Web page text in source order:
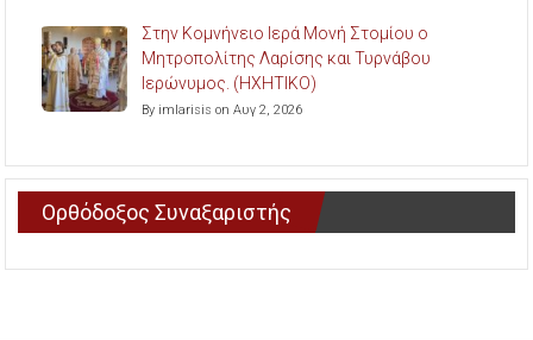
Στην Κομνήνειο Ιερά Μονή Στομίου ο
Μητροπολίτης Λαρίσης και Τυρνάβου
Ιερώνυμος. (ΗΧΗΤΙΚΟ)
By imlarisis on Αυγ 2, 2026
Ορθόδοξος Συναξαριστής